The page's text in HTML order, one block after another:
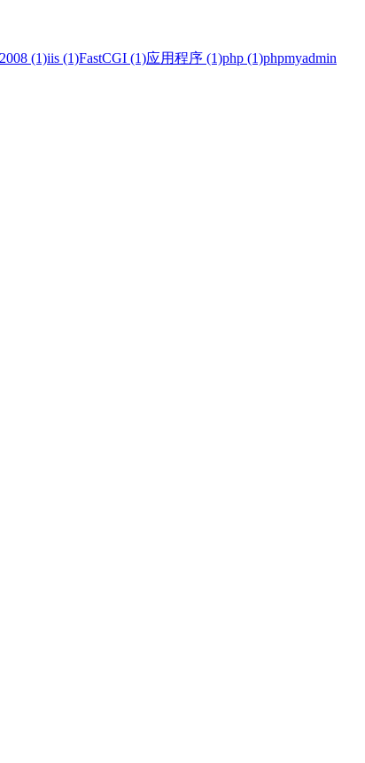
(1)iis (1)FastCGI (1)应用程序 (1)php (1)phpmyadmin